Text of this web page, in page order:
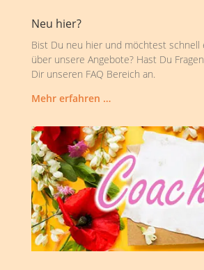
Neu hier?
Bist Du neu hier und möchtest schnell
über unsere Angebote? Hast Du
Dir unseren FAQ Bereich an.
Mehr erfahren …